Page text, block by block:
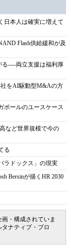
日本人は確実に増えて
Flash供給緩和が及
る----両立支援は福利厚
をAI駆動型M&Aの方
ポールのユースケース
など世界規模で今の
る
ラドックス」の現実
Bersinが描くHR 2030
・構成されていま
ナティブ・ブロ